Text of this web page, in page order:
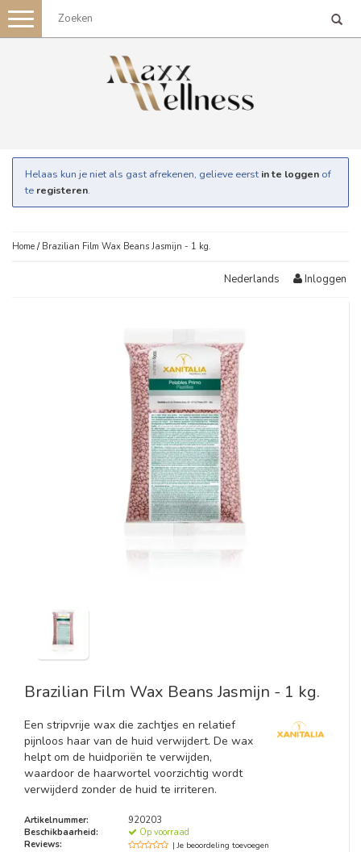
Toggle
navigation
Helaas kun je niet als gast afrekenen, gelieve eerst in te loggen of
te registeren.
Home / Brazilian Film Wax Beans Jasmijn - 1 kg.
Nederlands Inloggen
Brazilian Film Wax Beans Jasmijn - 1 kg.
Een stripvrije wax die zachtjes en relatief
pijnloos haar van de huid verwijdert. De wax
helpt om de huidporiën te verwijden,
waardoor de haarwortel voorzichtig wordt
verwijderd zonder de huid te irriteren.
Artikelnummer:
920203
Beschikbaarheid:
Op voorraad
Reviews:
| Je beoordeling toevoegen